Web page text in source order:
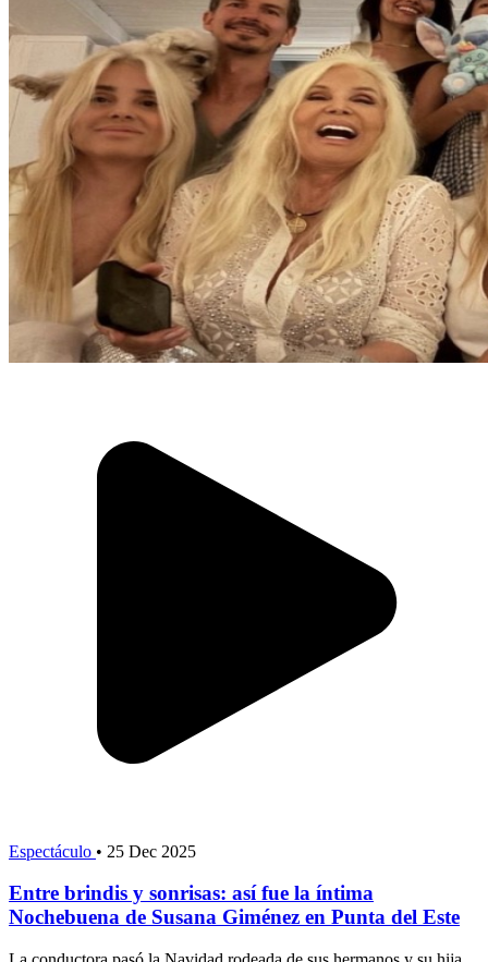
Espectáculo • 25 Dec 2025
Entre brindis y sonrisas: así fue la íntima
Nochebuena de Susana Giménez en Punta del Este